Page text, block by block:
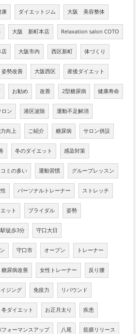
康 ダイエットジム 大阪 美容整体
大阪 新町本店 Relaxation salon COTO
店 大阪市内 西区新町 体づくり
姿勢改善 大阪西区 産後ダイエット
お勧め 改善 2型糖尿病 健康寿命
ロン 港区波除 運動不足解消
向上 ご紹介 糖尿病 サロン併設
冬のダイエット 感染対策
ミの多い 運動習慣 グループレッスン
パーソナルトレーナー ストレッチ
ット ブライダル 姿勢
徒歩3分 守口大日
守口市 オープン トレーナー
糖尿病改善 女性トレーナー 反り腰
ジング 免疫力 リバウンド
冬ダイエット お正月太り 疾患
フォーマンスアップ 八尾 筋膜リリース